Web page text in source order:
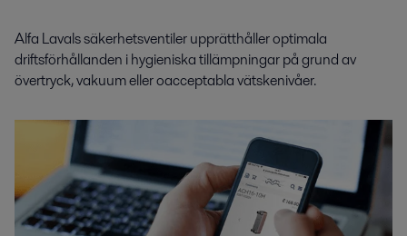
Alfa Lavals säkerhetsventiler upprätthåller optimala
driftsförhållanden i hygieniska tillämpningar på grund av
övertryck, vakuum eller oacceptabla vätskenivåer.